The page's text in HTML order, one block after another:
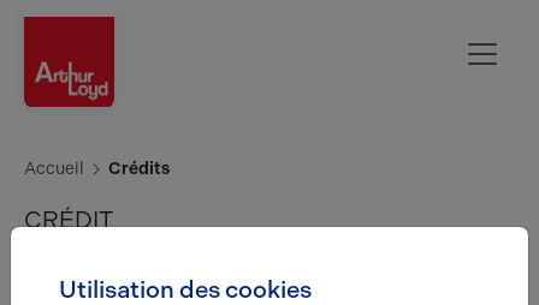
Accueil Crédits
CRÉDIT
Création du site :Agence GDA
Utilisation des cookies